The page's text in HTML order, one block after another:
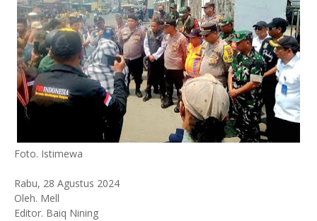
Foto. Istimewa
Rabu, 28 Agustus 2024
Oleh. Mell
Editor. Baiq Nining